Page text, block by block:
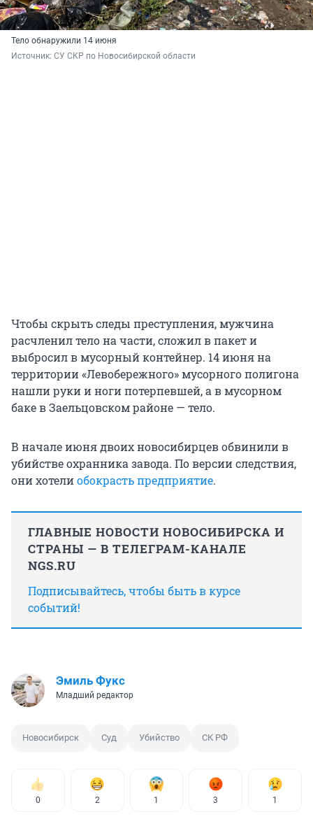
Тело обнаружили 14 июня
Источник: СУ СКР по Новосибирской области
Чтобы скрыть следы преступления, мужчина
расчленил тело на части, сложил в пакет и
выбросил в мусорный контейнер. 14 июня на
территории «Левобережного» мусорного полигона
нашли руки и ноги потерпевшей, а в мусорном
баке в Заельцовском районе — тело.
В начале июня двоих новосибирцев обвинили в
убийстве охранника завода. По версии следствия,
они хотелиобокрасть предприятие.
ГЛАВНЫЕ НОВОСТИ НОВОСИБИРСКА И
СТРАНЫ — В ТЕЛЕГРАМ-КАНАЛЕ
NGS.RU
Подписывайтесь, чтобы быть в курсе
событий!
Эмиль Фукс
Младший редактор
Новосибирск Суд Убийство СК РФ
0 2 1 3 1